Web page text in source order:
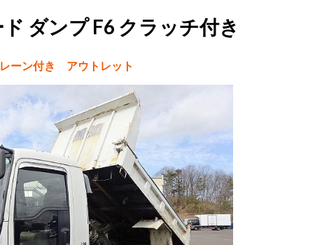
ダンプ F6 クラッチ付き
ーン付き アウトレット